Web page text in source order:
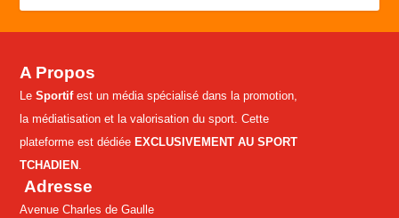
A Propos
LeSportifest un média spécialisé dans la promotion,
la médiatisation et la valorisation du sport. Cette
plateforme est dédiée EXCLUSIVEMENT AU SPORT
TCHADIEN .
Adresse
Avenue Charles de Gaulle